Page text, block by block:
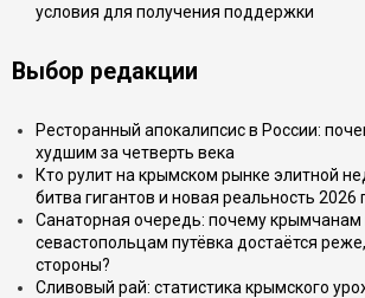
условия для получения поддержки
Выбор редакции
Ресторанный апокалипсис в России:
худшим за четверть века
Кто рулит на крымском рынке элитной
битва гигантов и новая реальность 2026
Санаторная очередь: почему крымчанам
севастопольцам путёвка достаётся
стороны?
Сливовый рай: статистика крымского